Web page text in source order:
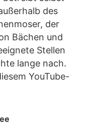
des
der
Bächen und
Stellen
lange nach.
YouTube-